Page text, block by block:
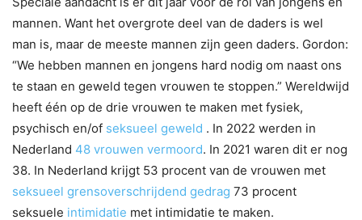
mannen. Want het overgrote deel van de daders is wel
man is, maar de meeste mannen zijn geen daders. Gordon:
“We hebben mannen en jongens hard nodig om naast ons
te staan en geweld tegen vrouwen te stoppen.” Wereldwijd
heeft één op de drie vrouwen te maken met fysiek,
psychisch en/of seksueel geweld . In 2022 werden in
Nederland 48 vrouwen vermoord. In 2021 waren dit er nog
38. In Nederland krijgt 53 procent van de vrouwen met
seksueel grensoverschrijdend gedrag 73 procent
seksuele intimidatie met intimidatie te maken.